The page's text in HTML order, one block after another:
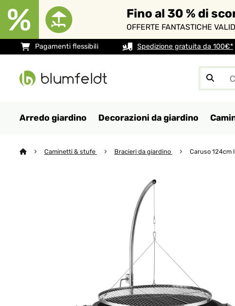
Fino al 30 % di
OFFERTE FANTASTICHE
Pagamenti flessibili Spedizione gratuita da 100€*
Arredo giardino Decorazioni da giardino
Caminetti & stufe Bracieri da giardino Caruso 124cm